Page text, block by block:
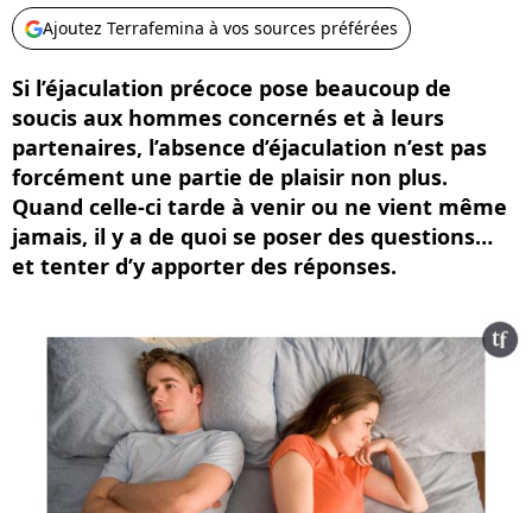
Ajoutez Terrafemina à vos sources préférées
Si l’éjaculation précoce pose beaucoup de
soucis aux hommes concernés et à leurs
partenaires, l’absence d’éjaculation n’est pas
forcément une partie de plaisir non plus.
Quand celle-ci tarde à venir ou ne vient même
jamais, il y a de quoi se poser des questions…
et tenter d’y apporter des réponses.